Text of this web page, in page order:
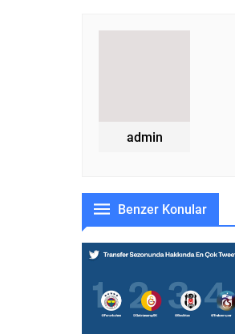
admin
Benzer Konular